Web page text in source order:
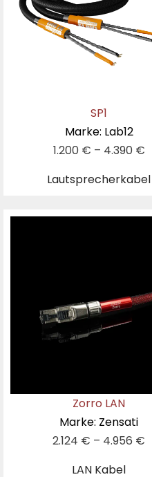
Lautsprecherkabel
SP1
Marke: Lab12
1.200 € – 4.390 €
LAN Kabel
Zorro LAN
Marke: Zensati
2.124 € – 4.956 €